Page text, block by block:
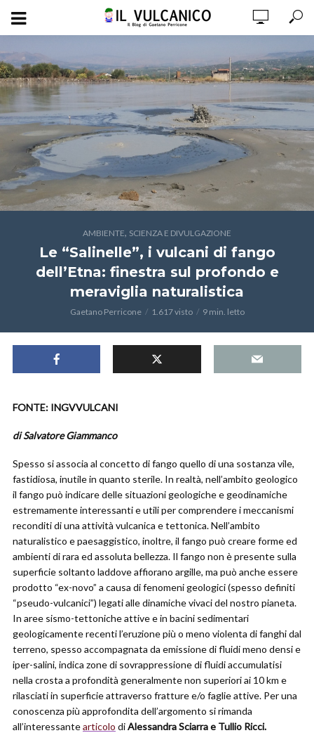
AMBIENTE, SCIENZA E DIVULGAZIONE
Le “Salinelle”, i vulcani di fango
dell’Etna: finestra sul profondo e
meraviglia naturalistica
Gaetano Perricone 1.617 visto 9 min. letto
FONTE: INGVVULCANI
di Salvatore Giammanco
Spesso si associa al concetto di fango quello di una sostanza vile,
fastidiosa, inutile in quanto sterile. In realtà, nell’ambito geologico
il fango può indicare delle situazioni geologiche e geodinamiche
estremamente interessanti e utili per comprendere i meccanismi
reconditi di una attività vulcanica e tettonica. Nell’ambito
naturalistico e paesaggistico, inoltre, il fango può creare forme ed
ambienti di rara ed assoluta bellezza. Il fango non è presente sulla
superficie soltanto laddove affiorano argille, ma può anche essere
prodotto “ex-novo” a causa di fenomeni geologici (spesso definiti
“pseudo-vulcanici”) legati alle dinamiche vivaci del nostro pianeta.
In aree sismo-tettoniche attive e in bacini sedimentari
geologicamente recenti l’eruzione più o meno violenta di fanghi dal
terreno, spesso accompagnata da emissione di fluidi meno densi e
iper-salini, indica zone di sovrappressione di fluidi accumulatisi
nella crosta a profondità generalmente non superiori ai 10 km e
rilasciati in superficie attraverso fratture e/o faglie attive. Per una
conoscenza più approfondita dell’argomento si rimanda
all’interessantearticolo diAlessandra Sciarra e Tullio Ricci.